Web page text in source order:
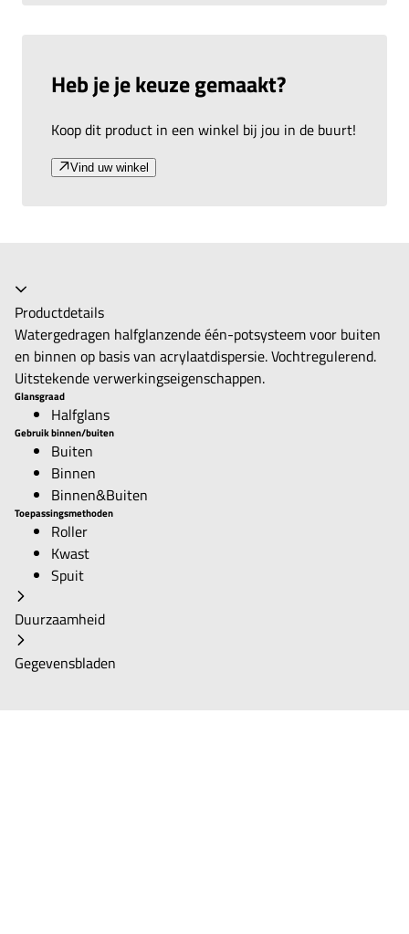
Heb je je keuze gemaakt?
Koop dit product in een winkel bij jou in de buurt!
Vind uw winkel
Productdetails
Watergedragen halfglanzende één-potsysteem voor buiten
en binnen op basis van acrylaatdispersie. Vochtregulerend.
Uitstekende verwerkingseigenschappen.
Glansgraad
Halfglans
Gebruik binnen/buiten
Buiten
Binnen
Binnen&Buiten
Toepassingsmethoden
Roller
Kwast
Spuit
Duurzaamheid
Gegevensbladen